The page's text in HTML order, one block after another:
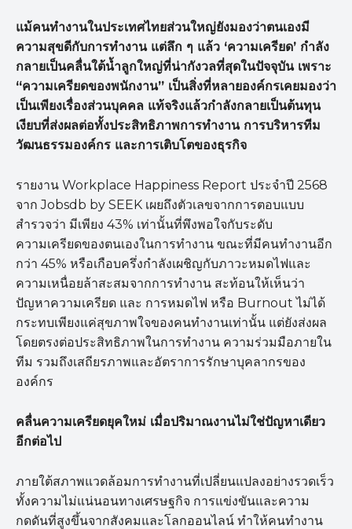
แม้คนทำงานในประเทศไทยส่วนใหญ่ยังมองว่าตนเองมี
ความสุขดีกับการทำงาน แต่ลึก ๆ แล้ว ‘ความเครียด’ กำลัง
กลายเป็นคลื่นใต้น้ำลูกใหญ่ที่น่ากังวลที่สุดในปัจจุบัน เพราะ
“ความเครียดของพนักงาน” เป็นสิ่งที่หลายองค์กรเคยมองว่า
เป็นเพียงเรื่องส่วนบุคคล แท้จริงแล้วกำลังกลายเป็นต้นทุน
เงียบที่ส่งผลต่อทั้งประสิทธิภาพการทำงาน การบริหารทีม
วัฒนธรรมองค์กร และการเติบโตของธุรกิจ
รายงาน Workplace Happiness Report ประจำปี 2568
จาก Jobsdb by SEEK เผยถึงตัวเลขจากการตอบแบบ
สำรวจว่า มีเพียง 43% เท่านั้นที่พึงพอใจกับระดับ
ความเครียดของตนเองในการทำงาน ขณะที่มีคนทำงานอีก
กว่า 45% หรือเกือบครึ่งกำลังเผชิญกับภาวะหมดไฟและ
ความเหนื่อยล้าสะสมจากการทำงาน สะท้อนให้เห็นว่า
ปัญหาความเครียด และ การหมดไฟ หรือ Burnout ไม่ได้
กระทบเพียงแค่สุขภาพใจของคนทำงานเท่านั้น แต่ยังส่งผล
โดยตรงต่อประสิทธิภาพในการทำงาน ความร่วมมือภายใน
ทีม รวมถึงเสถียรภาพและอัตราการรักษาบุคลากรของ
องค์กร
คลื่นความเครียดยุคใหม่ เมื่อปริมาณงานไม่ใช่ปัญหาเดียว
อีกต่อไป
ภายใต้สภาพแวดล้อมการทำงานที่เปลี่ยนแปลงอย่างรวดเร็ว
ทั้งความไม่แน่นอนทางเศรษฐกิจ การแข่งขันและความ
กดดันที่สูงขึ้นจากสังคมและโลกออนไลน์ ทำให้คนทำงาน